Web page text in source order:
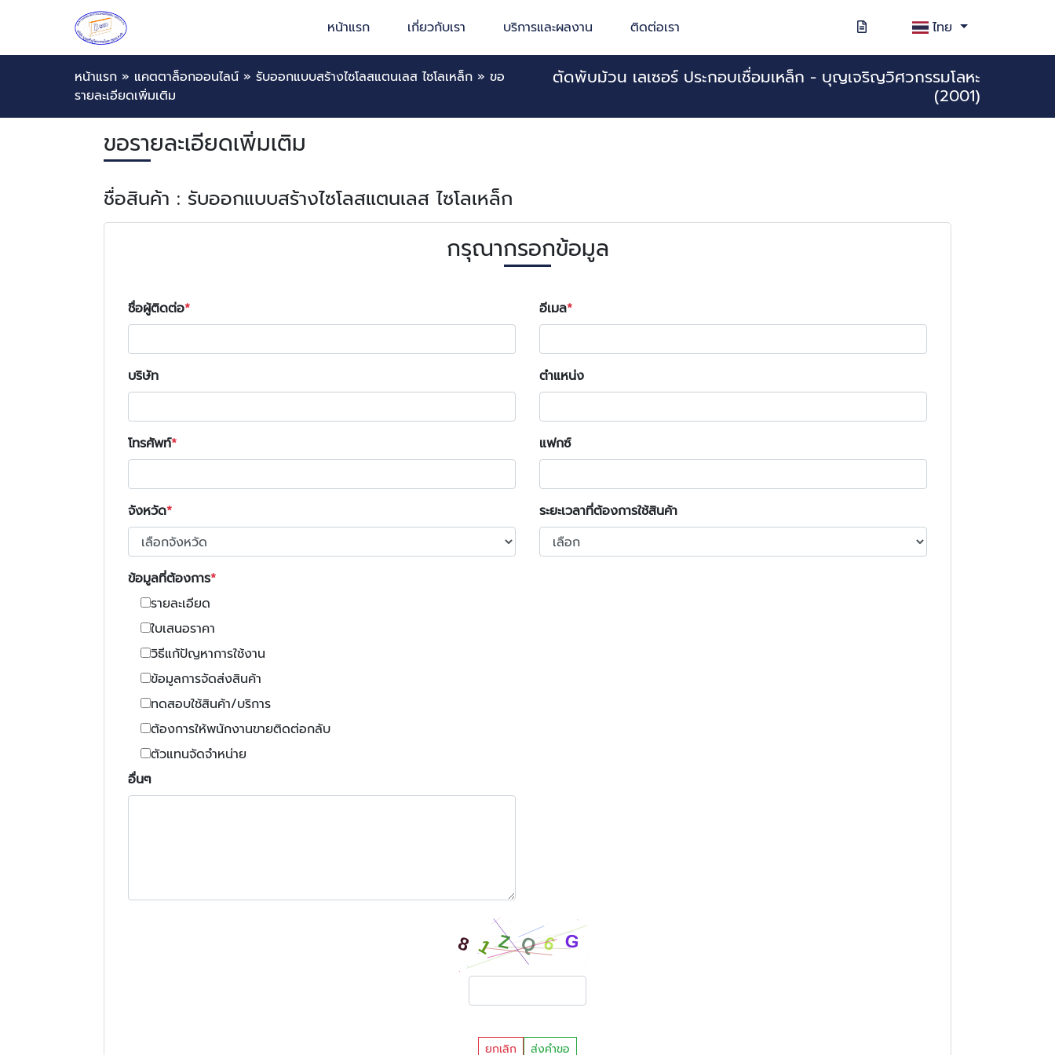
หน้าแรก เกี่ยวกับเรา บริการและผลงาน ติดต่อเรา ไทย
หน้าแรก » แคตตาล็อกออนไลน์ » รับออกแบบสร้างไซโลสแตนเลส ไซโลเหล็ก » ขอ
รายละเอียดเพิ่มเติม
ตัดพับม้วน เลเซอร์ ประกอบเชื่อมเหล็ก - บุญเจริญวิศวกรรมโลหะ
(2001)
ขอรายละเอียดเพิ่มเติม
ชื่อสินค้า : รับออกแบบสร้างไซโลสแตนเลส ไซโลเหล็ก
กรุณากรอกข้อมูล
ชื่อผู้ติดต่อ อีเมล
บริษัท ตำแหน่ง
โทรศัพท์ แฟกซ์
จังหวัด ระยะเวลาที่ต้องการใช้สินค้า
ข้อมูลที่ต้องการ
รายละเอียด
ใบเสนอราคา
วิธีแก้ปัญหาการใช้งาน
ข้อมูลการจัดส่งสินค้า
ทดสอบใช้สินค้า/บริการ
ต้องการให้พนักงานขายติดต่อกลับ
ตัวแทนจัดจำหน่าย
อื่นๆ
ยกเลิก ส่งคำขอ